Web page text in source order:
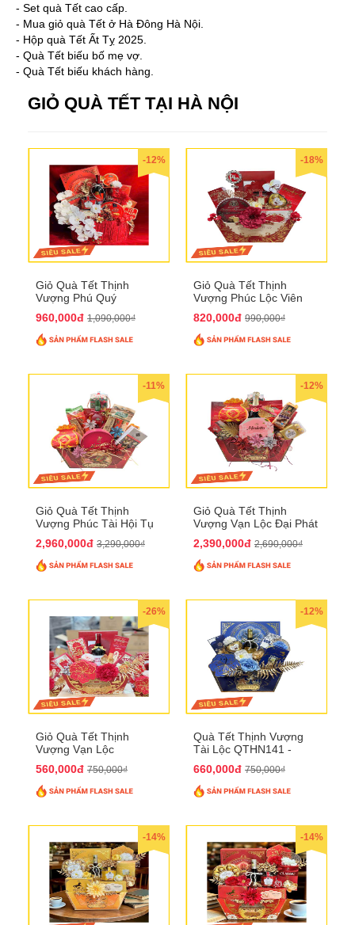
- Set quà Tết cao cấp.
- Mua giỏ quà Tết ở Hà Đông Hà Nội.
- Hộp quà Tết Ất Tỵ 2025.
- Quà Tết biếu bố mẹ vợ.
- Quà Tết biếu khách hàng.
GIỎ QUÀ TẾT TẠI HÀ NỘI
-12%
Giỏ Quà Tết Thịnh
Vượng Phú Quý
960,000đ 1,090,000₫
-18%
Giỏ Quà Tết Thịnh
Vượng Phúc Lộc Viên
820,000đ 990,000₫
-11%
Giỏ Quà Tết Thịnh
Vượng Phúc Tài Hội Tụ
2,960,000đ 3,290,000₫
-12%
Giỏ Quà Tết Thịnh
Vượng Vạn Lộc Đại Phát
2,390,000đ 2,690,000₫
-26%
Giỏ Quà Tết Thịnh
Vượng Vạn Lộc
560,000đ 750,000₫
-12%
Quà Tết Thịnh Vượng
Tài Lộc QTHN141 -
Thịnh Vượng
660,000đ 750,000₫
-14% -14%